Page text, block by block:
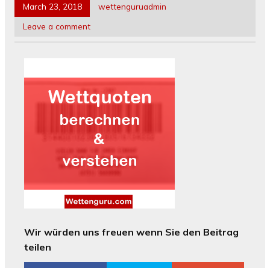
March 23, 2018
wettenguruadmin
Leave a comment
Wir würden uns freuen wenn Sie den Beitrag
teilen